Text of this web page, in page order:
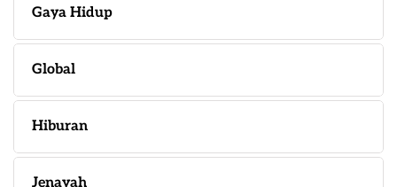
Gaya Hidup
Global
Hiburan
Jenayah